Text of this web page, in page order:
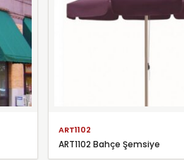
ART1102
ART1102 Bahçe Şemsiye